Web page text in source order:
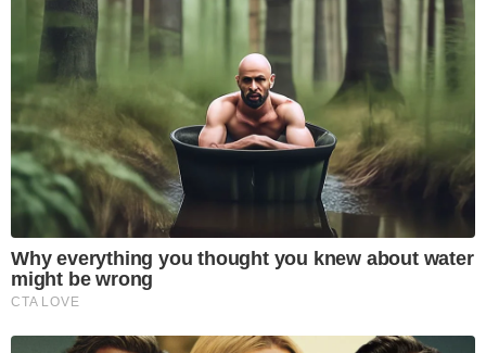
Why everything you thought you knew about water
might be wrong
CTA LOVE